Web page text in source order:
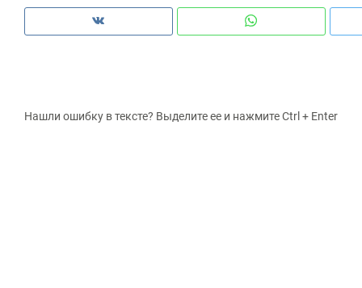
Нашли ошибку в тексте? Выделите ее и нажмите Ctrl + Enter